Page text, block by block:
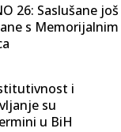
26: Saslušane još
s Memorijalnim
i
su
u BiH